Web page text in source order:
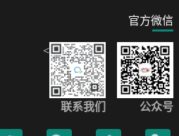
官方微信
<
联系我们 公众号